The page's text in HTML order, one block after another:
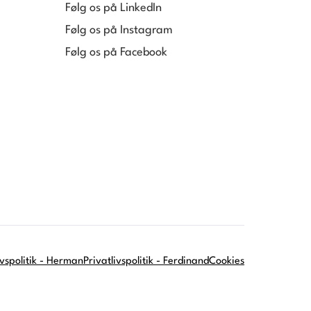
Følg os på LinkedIn
Følg os på Instagram
Følg os på Facebook
- HermanPrivatlivspolitik - FerdinandCookies